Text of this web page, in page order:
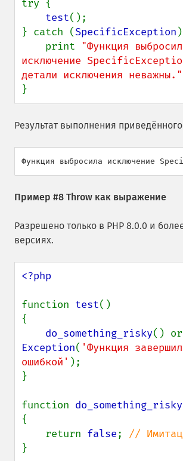
try {
test();
} catch (SpecificException
    print
"Функция
исключение
детали исключения неважны."
}
Результат выполнения
Пример #8 Throw как выражение
Разрешено только в PHP 8.0.0 и
версиях.
<?php
function test()
{
do_something_risky
Exception( 'Функция
ошибкой' );
}
function do_something_risky
{
    return
false;
}